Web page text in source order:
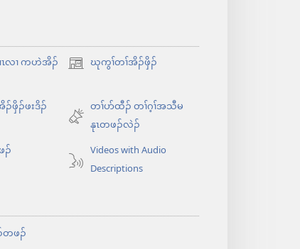
ၤလၢ ကဟဲအိၣ်
ဃုကွၢ်တၢ်အိၣ်ဖှိၣ်
အိး
လၢ
အ
တ
ဖှိၣ်ဖးဒိၣ်
တၢ်ပာ်ထီၣ် တၢ်ဂ့ၢ်အသီမ
နုၤတဖၣ်လဲၣ်
ၣ်
Videos with Audio
Descriptions
တဖၣ်